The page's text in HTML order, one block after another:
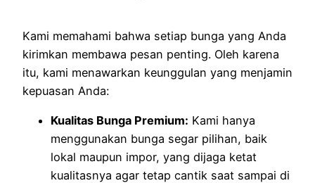
Kami memahami bahwa setiap bunga yang Anda
kirimkan membawa pesan penting. Oleh karena
itu, kami menawarkan keunggulan yang menjamin
kepuasan Anda:
Kualitas Bunga Premium: Kami hanya
menggunakan bunga segar pilihan, baik
lokal maupun impor, yang dijaga ketat
kualitasnya agar tetap cantik saat sampai di